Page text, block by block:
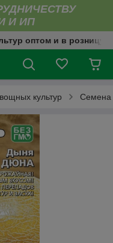
И ИП
оптом и в розницу
культур Семена